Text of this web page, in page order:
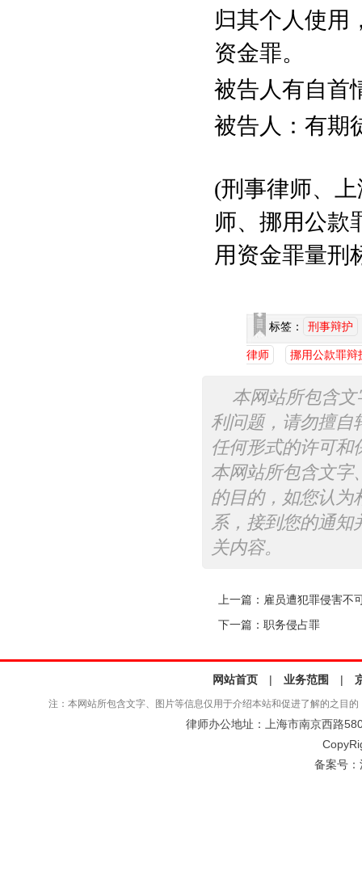
归其个人使用
资金罪。
被告人有自首
被告人：有期
(刑事律师、
师、挪用公款
用资金罪量刑
标签： 刑事辩护
律师 挪用公款罪辩
本网站所包含
利问题，请勿擅自
任何形式的许可和
本网站所包含文字
的目的，如您认为
系，接到您的通知
关内容。
上一篇： 雇员遭犯罪侵害不
下一篇： 职务侵占罪
网站首页 | 业务范围 |
注：本网站所包含文字、图片等信息仅用于介绍本站和促进了解的之目
律师办公地址：上海市南京西路
备案号：